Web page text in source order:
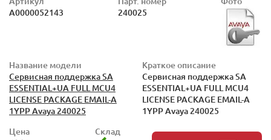
А0000052143
240025
Название модели
Сервисная поддержка SA
ESSENTIAL+UA FULL MCU4
LICENSE PACKAGE EMAIL-A
1YPP Avaya 240025
Краткое описание
Сервисная поддержка SA
ESSENTIAL+UA FULL MCU4
LICENSE PACKAGE EMAIL-A
1YPP Avaya 240025
Цена
Склад